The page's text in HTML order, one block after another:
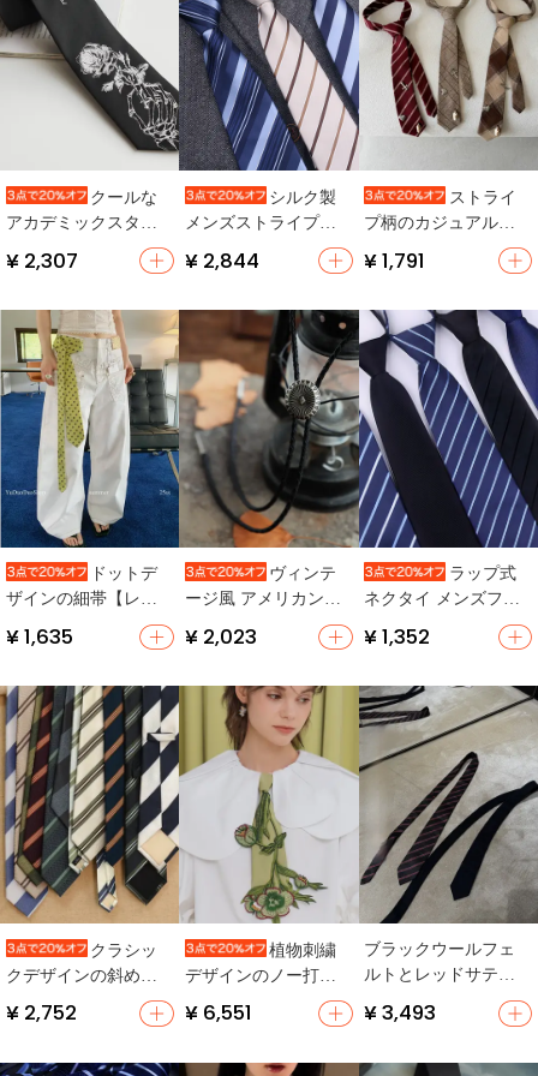
クールな
アカデミックスタイ
ル！ブラックネクタ
イ付きローズプリン
¥ 2,307
シルク製
メンズストライプネ
クタイ【ブルー・ビ
ジネスカジュアル・
¥ 2,844
ストライ
プ柄のカジュアルス
カーフ【レトロデザ
イン・ユニセック
け】
¥ 1,791
ドットデ
ザインの細帯【レト
ロスタイル・飾り用
ベルト】
¥ 1,635
ヴィンテ
ージ風 アメリカンウ
エスタン ボロタイ
【古いシルバー色の
¥ 2,023
ラップ式
ネクタイ メンズフォ
ーマル用【結婚式・
ブルー・エレガント
¥ 1,352
クラシッ
クデザインの斜め織
りネクタイ【ビジネ
ス用・フォーマル・
¥ 2,752
植物刺繍
デザインのノー打孔
ネクタイ付きシャツ
【洗練されたアクセ
¥ 6,551
ブラックウールフェ
ルトとレッドサテン
ストライプのリバー
シブルネクタイ
¥ 3,493